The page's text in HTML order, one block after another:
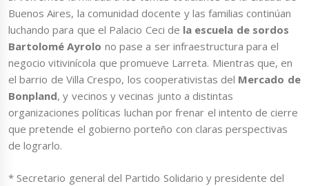
Buenos Aires, la comunidad docente y las familias continúan
luchando para que el Palacio Ceci de la escuela de sordos
Bartolomé Ayrolo no pase a ser infraestructura para el
negocio vitivinícola que promueve Larreta. Mientras que, en
el barrio de Villa Crespo, los cooperativistas del Mercado de
Bonpland, y vecinos y vecinas junto a distintas
organizaciones políticas luchan por frenar el intento de cierre
que pretende el gobierno porteño con claras perspectivas
de lograrlo.
* Secretario general del Partido Solidario y presidente del